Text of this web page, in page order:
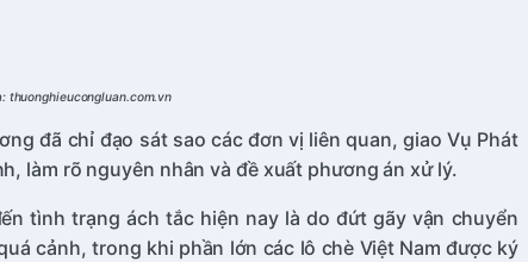
thuonghieucongluan.com.vn
đã chỉ đạo sát sao các đơn vị liên quan, giao Vụ Phát
làm rõ nguyên nhân và đề xuất phương án xử lý.
tình trạng ách tắc hiện nay là do đứt gãy vận chuyển
cảnh, trong khi phần lớn các lô chè Việt Nam được ký